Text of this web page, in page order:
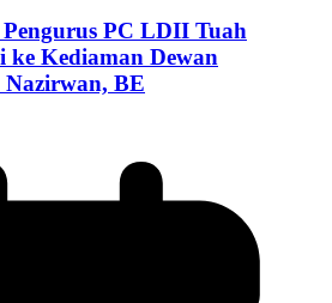
PC LDII Tuah
Kediaman Dewan
Nazirwan, BE